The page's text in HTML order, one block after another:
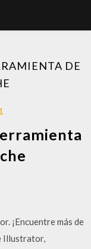
DE
¡Encuentre más de
Illustrator,